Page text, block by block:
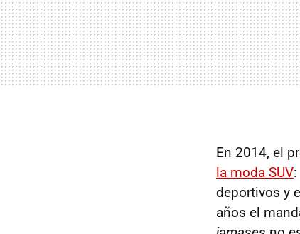
En 2014, el
la moda SUV
deportivos y
años el